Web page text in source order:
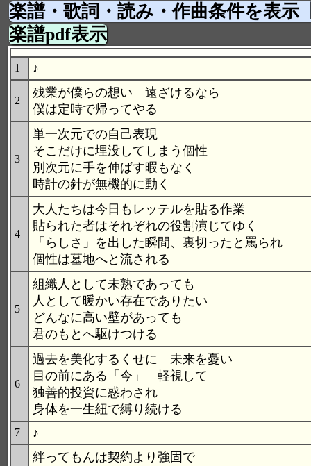
楽譜・歌詞・読み・作曲条件を表示
楽譜pdf表示
1 ♪
2
残業が僕らの想い 遠ざけるなら
僕は定時で帰ってやる
3
単一次元での自己表現
そこだけに埋没してしまう個性
別次元に手を伸ばす暇もなく
時計の針が無機的に動く
4
大人たちは今日もレッテルを貼る作業
貼られた者はそれぞれの役割演じてゆく
「らしさ」を出した瞬間、裏切ったと罵られ
個性は墓地へと流される
5
組織人として未熟であっても
人として暖かい存在でありたい
どんなに高い壁があっても
君のもとへ駆けつける
6
過去を美化するくせに 未来を憂い
目の前にある「今」 軽視して
独善的投資に惑わされ
身体を一生紐で縛り続ける
7 ♪
絆ってもんは契約より強固で